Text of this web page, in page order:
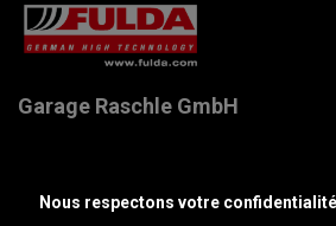
Garage Raschle GmbH
Nous respectons votre